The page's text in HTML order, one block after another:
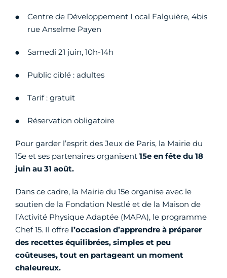
Centre de Développement Local Falguière, 4bis
rue Anselme Payen
Samedi 21 juin, 10h-14h
Public ciblé : adultes
Tarif : gratuit
Réservation obligatoire
Pour garder l’esprit des Jeux de Paris, la Mairie du
15e et ses partenaires organisent 15e en fête du 18
juin au 31 août.
Dans ce cadre, la Mairie du 15e organise avec le
soutien de la Fondation Nestlé et de la Maison de
l’Activité Physique Adaptée (MAPA), le programme
Chef 15. Il offre l’occasion d’apprendre à préparer
des recettes équilibrées, simples et peu
coûteuses, tout en partageant un moment
chaleureux.